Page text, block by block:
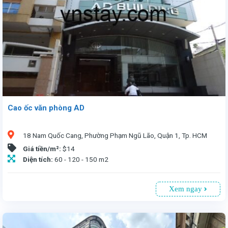
Cao ốc văn phòng AD
18 Nam Quốc Cang, Phường Phạm Ngũ Lão, Quận 1, Tp. HCM
Giá tiền/m²: $14
Diện tích: 60 - 120 - 150 m2
Xem ngay